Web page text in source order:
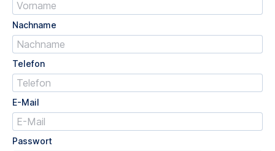
Nachname
Telefon
E-Mail
Passwort